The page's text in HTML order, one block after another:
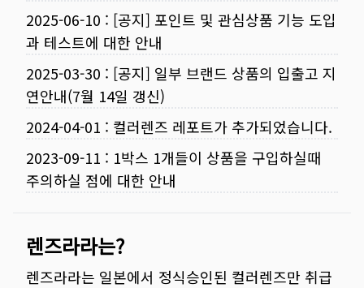
2025-06-10 : [공지] 포인트 및 관심상품 기능 도입
과 테스트에 대한 안내
2025-03-30 : [공지] 일부 브랜드 상품의 입출고 지
연안내(7월 14일 갱신)
2024-04-01 : 컬러렌즈 레포트가 추가되었습니다.
2023-09-11 : 1박스 1개들이 상품을 구입하실때
주의하실 점에 대한 안내
렌즈라라는?
렌즈라라는 일본에서 정식승인된 컬러렌즈만 취급